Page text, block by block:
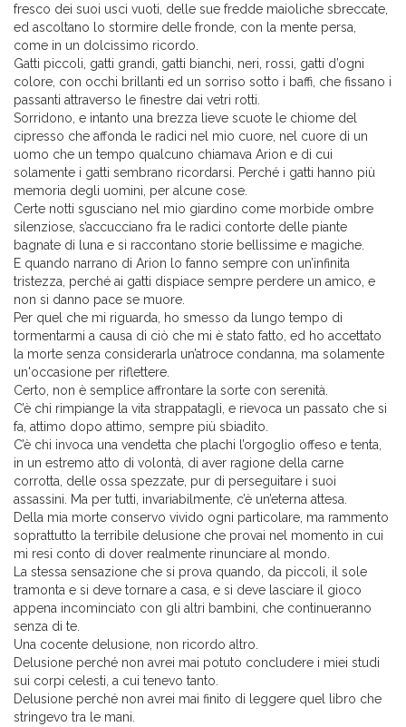
fresco dei suoi usci vuoti, delle sue fredde maioliche sbreccate,
ed ascoltano lo stormire delle fronde, con la mente persa,
come in un dolcissimo ricordo.
Gatti piccoli, gatti grandi, gatti bianchi, neri, rossi, gatti d’ogni
colore, con occhi brillanti ed un sorriso sotto i baffi, che fissano i
passanti attraverso le finestre dai vetri rotti.
Sorridono, e intanto una brezza lieve scuote le chiome del
cipresso che affonda le radici nel mio cuore, nel cuore di un
uomo che un tempo qualcuno chiamava Arion e di cui
solamente i gatti sembrano ricordarsi. Perché i gatti hanno più
memoria degli uomini, per alcune cose.
Certe notti sgusciano nel mio giardino come morbide ombre
silenziose, s’accucciano fra le radici contorte delle piante
bagnate di luna e si raccontano storie bellissime e magiche.
E quando narrano di Arion lo fanno sempre con un’infinita
tristezza, perché ai gatti dispiace sempre perdere un amico, e
non si danno pace se muore.
Per quel che mi riguarda, ho smesso da lungo tempo di
tormentarmi a causa di ciò che mi è stato fatto, ed ho accettato
la morte senza considerarla un’atroce condanna, ma solamente
un'occasione per riflettere.
Certo, non è semplice affrontare la sorte con serenità.
C’è chi rimpiange la vita strappatagli, e rievoca un passato che si
fa, attimo dopo attimo, sempre più sbiadito.
C’è chi invoca una vendetta che plachi l’orgoglio offeso e tenta,
in un estremo atto di volontà, di aver ragione della carne
corrotta, delle ossa spezzate, pur di perseguitare i suoi
assassini. Ma per tutti, invariabilmente, c’è un’eterna attesa.
Della mia morte conservo vivido ogni particolare, ma rammento
soprattutto la terribile delusione che provai nel momento in cui
mi resi conto di dover realmente rinunciare al mondo.
La stessa sensazione che si prova quando, da piccoli, il sole
tramonta e si deve tornare a casa, e si deve lasciare il gioco
appena incominciato con gli altri bambini, che continueranno
senza di te.
Una cocente delusione, non ricordo altro.
Delusione perché non avrei mai potuto concludere i miei studi
sui corpi celesti, a cui tenevo tanto.
Delusione perché non avrei mai finito di leggere quel libro che
stringevo tra le mani.